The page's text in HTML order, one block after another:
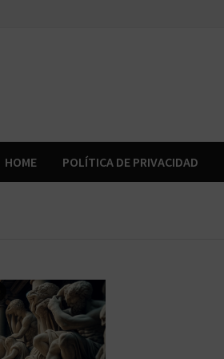
HOME POLÍTICA DE PRIVACIDAD